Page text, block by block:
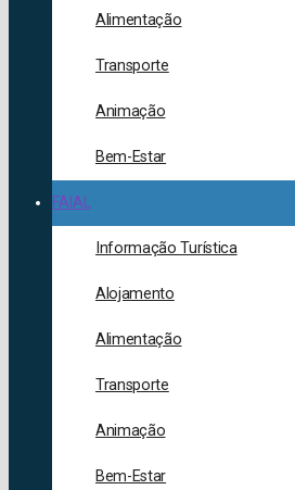
Alimentação
Transporte
Animação
Bem-Estar
FAIAL
Informação Turística
Alojamento
Alimentação
Transporte
Animação
Bem-Estar